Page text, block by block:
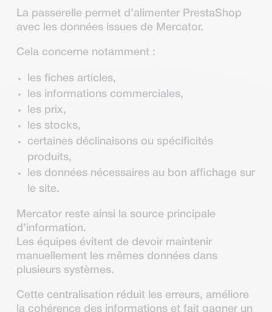
La passerelle permet d’alimenter PrestaShop
avec les données issues de Mercator.
Cela concerne notamment :
les fiches articles,
les informations commerciales,
les prix,
les stocks,
certaines déclinaisons ou spécificités
produits,
les données nécessaires au bon affichage sur
le site.
Mercator reste ainsi la source principale
d’information.
Les équipes évitent de devoir maintenir
manuellement les mêmes données dans
plusieurs systèmes.
Cette centralisation réduit les erreurs, améliore
la cohérence des informations et fait gagner un